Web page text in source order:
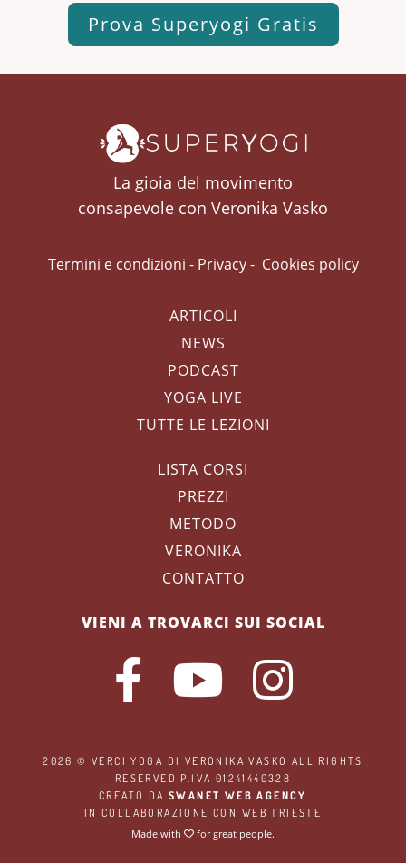
Prova Superyogi Gratis
La gioia del movimento
consapevole con Veronika Vasko
Termini e condizioni - Privacy- Cookies policy
ARTICOLI
NEWS
PODCAST
YOGA LIVE
TUTTE LE LEZIONI
LISTA CORSI
PREZZI
METODO
VERONIKA
CONTATTO
VIENI A TROVARCI SUI SOCIAL
2026 ©VERCI YOGA DI VERONIKA VASKO ALL RIGHTS
RESERVED P.IVA 01241440328
CREATO DASWANET WEB AGENCY
IN COLLABORAZIONE CON WEB TRIESTE
Made with
for great people.